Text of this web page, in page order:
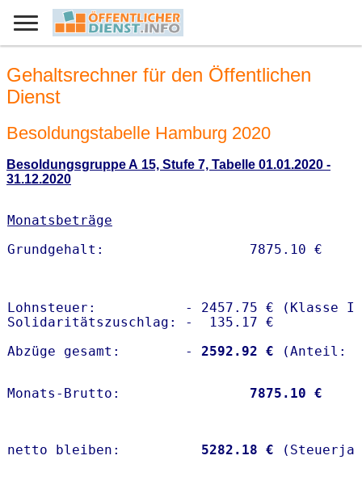
Gehaltsrechner für den Öffentlichen
Dienst
Besoldungstabelle Hamburg 2020
Besoldungsgruppe A 15, Stufe 7, Tabelle 01.01.2020 -
31.12.2020
Monatsbeträge
Lohnsteuer:           - 2457.75 € (Klasse I)
Solidaritätszuschlag: -  135.17 €
Abzüge gesamt:        -
2592.92 €
Monats-Brutto: 7875.10 €
netto bleiben: 5282.18 €